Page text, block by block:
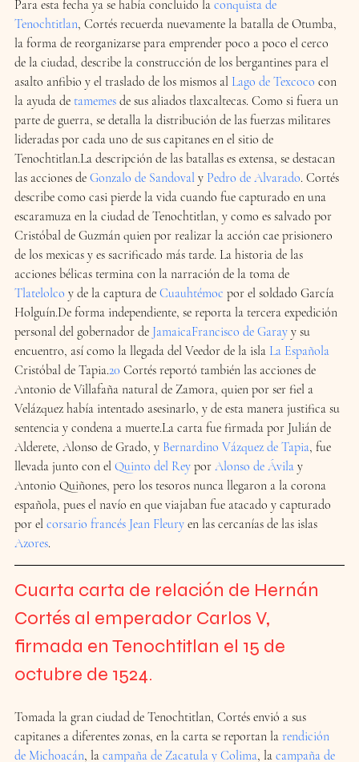
Para esta fecha ya se había concluido la conquista de
Tenochtitlan, Cortés recuerda nuevamente la batalla de Otumba,
la forma de reorganizarse para emprender poco a poco el cerco
de la ciudad, describe la construcción de los bergantines para el
asalto anfibio y el traslado de los mismos al Lago de Texcoco con
la ayuda de tamemes de sus aliados tlaxcaltecas. Como si fuera un
parte de guerra, se detalla la distribución de las fuerzas militares
lideradas por cada uno de sus capitanes en el sitio de
Tenochtitlan.La descripción de las batallas es extensa, se destacan
las acciones de Gonzalo de Sandoval y Pedro de Alvarado. Cortés
describe como casi pierde la vida cuando fue capturado en una
escaramuza en la ciudad de Tenochtitlan, y como es salvado por
Cristóbal de Guzmán quien por realizar la acción cae prisionero
de los mexicas y es sacrificado más tarde. La historia de las
acciones bélicas termina con la narración de la toma de
Tlatelolco y de la captura de Cuauhtémoc por el soldado García
Holguín.De forma independiente, se reporta la tercera expedición
personal del gobernador de JamaicaFrancisco de Garay y su
encuentro, así como la llegada del Veedor de la isla La Española
Cristóbal de Tapia.20 ​ Cortés reportó también las acciones de
Antonio de Villafaña natural de Zamora, quien por ser fiel a
Velázquez había intentado asesinarlo, y de esta manera justifica su
sentencia y condena a muerte.La carta fue firmada por Julián de
Alderete, Alonso de Grado, y Bernardino Vázquez de Tapia, fue
llevada junto con el Quinto del Rey por Alonso de Ávila y
Antonio Quiñones, pero los tesoros nunca llegaron a la corona
española, pues el navío en que viajaban fue atacado y capturado
por el corsario francés Jean Fleury en las cercanías de las islas
Azores.
Cuarta carta de relación de Hernán
Cortés al emperador Carlos V,
firmada en Tenochtitlan el 15 de
octubre de 1524.
Tomada la gran ciudad de Tenochtitlan, Cortés envió a sus
capitanes a diferentes zonas, en la carta se reportan la rendición
de Michoacán, la campaña de Zacatula y Colima, la campaña de